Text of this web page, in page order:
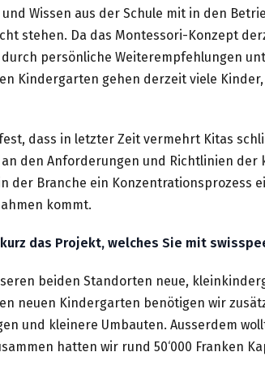
Wissen aus der Schule mit in den
stehen. Da das Montessori-Konzept
persönliche Weiterempfehlungen
Kindergarten gehen derzeit viele
dass in letzter Zeit vermehrt Kitas
den Anforderungen und Richtlinien der
der Branche ein Konzentrationsprozess
kommt.
das Projekt, welches Sie mit
beiden Standorten neue,
neuen Kindergarten benötigen wir
und kleinere Umbauten. Ausserdem
hatten wir rund 50‘000 Franken